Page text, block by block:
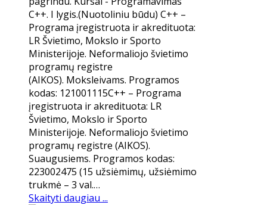
C++. I lygis.​(Nuotoliniu būdu) C++ –
Programa įregistruota ir akredituota:
LR Švietimo, Mokslo ir Sporto
Ministerijoje. Neformaliojo švietimo
programų registre
(AIKOS). Moksleivams. Programos
kodas: 121001115C++ – Programa
įregistruota ir akredituota: LR
Švietimo, Mokslo ir Sporto
Ministerijoje. Neformaliojo švietimo
programų registre (AIKOS).
Suaugusiems. Programos kodas:
223002475 (15 užsiėmimų, užsiėmimo
trukmė – 3 val.…
Skaityti daugiau ...